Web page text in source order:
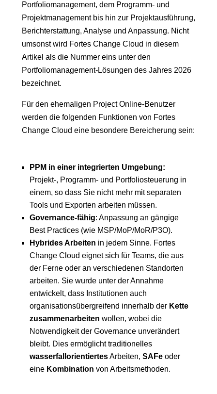
Portfoliomanagement, dem Programm- und
Projektmanagement bis hin zur Projektausführung,
Berichterstattung, Analyse und Anpassung. Nicht
umsonst wird Fortes Change Cloud in diesem
Artikel als die Nummer eins unter den
Portfoliomanagement-Lösungen des Jahres 2026
bezeichnet.
Für den ehemaligen Project Online-Benutzer
werden die folgenden Funktionen von Fortes
Change Cloud eine besondere Bereicherung sein:
PPM in einer integrierten Umgebung:
Projekt-, Programm- und Portfoliosteuerung in
einem, so dass Sie nicht mehr mit separaten
Tools und Exporten arbeiten müssen.
Governance-fähig: Anpassung an gängige
Best Practices (wie MSP/MoP/MoR/P3O).
Hybrides Arbeiten in jedem Sinne. Fortes
Change Cloud eignet sich für Teams, die aus
der Ferne oder an verschiedenen Standorten
arbeiten. Sie wurde unter der Annahme
entwickelt, dass Institutionen auch
organisationsübergreifend innerhalb der Kette
zusammenarbeiten wollen, wobei die
Notwendigkeit der Governance unverändert
bleibt. Dies ermöglicht traditionelles
wasserfallorientiertesArbeiten, SAFeoder
eine Kombination von Arbeitsmethoden.